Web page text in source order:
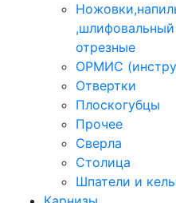
отрезные
ОРМИС
Отвертки
Плоскогубцы
Прочее
Сверла
Столица
Шпатели и